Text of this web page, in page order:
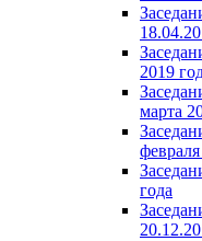
2019
марта
года